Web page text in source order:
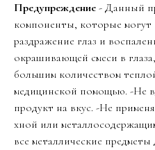
Предупреждение - Данный
компоненты, которые могут
раздражение глаз и
окрашивающей смеси в
большим количеством
медицинской помощью. -Не
продукт на вкус. -Не
хной или
все металлические